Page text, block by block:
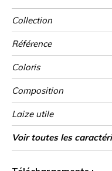
Collection
Référence
Coloris
Composition
Laize utile
Rétrécissement
Raccord
Test
Martindale
Usage
martindale
Siège
cycles
Wyzenbeek
Sens
Poids g/m²
Performance
Accoustique
Usage
Entretien
Pays d'origine
Rapport
Horizontal
Rapport
Vertical
Voir toutes les